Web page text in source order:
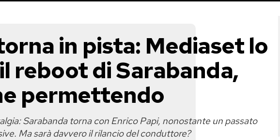
in pista: Mediaset lo
reboot di Sarabanda,
permettendo
Sarabanda torna con Enrico Papi, nonostante un passato
Ma sarà davvero il rilancio del conduttore?